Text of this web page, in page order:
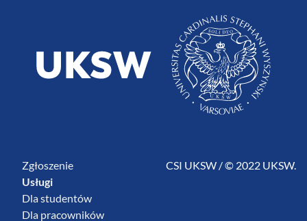
Zgłoszenie
Usługi
Dla studentów
Dla pracowników
CSI UKSW / © 2022 UKSW.